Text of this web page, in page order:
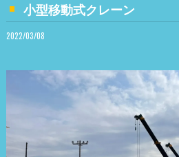
小型移動式クレーン
2022/03/08